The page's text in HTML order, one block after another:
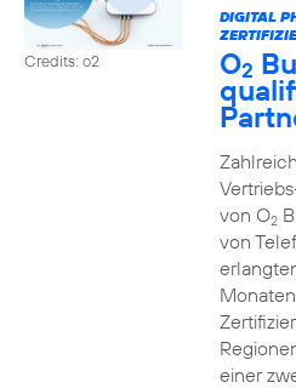
Credits: o2
DIGITAL
O2
von O2
von
einer